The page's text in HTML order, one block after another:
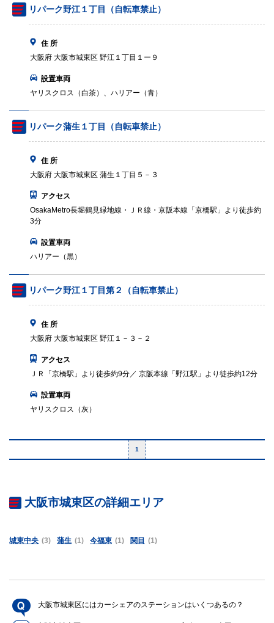
リパーク野江１丁目（自転車禁止）
住 所
大阪府 大阪市城東区 野江１丁目１ー９
設置車両
ヤリスクロス（白茶）、ハリアー（青）
リパーク蒲生１丁目（自転車禁止）
住 所
大阪府 大阪市城東区 蒲生１丁目５－３
アクセス
OsakaMetro長堀鶴見緑地線・ＪＲ線・京阪本線「京橋駅」より徒歩約
3分
設置車両
ハリアー（黒）
リパーク野江１丁目第２（自転車禁止）
住 所
大阪府 大阪市城東区 野江１－３－２
アクセス
ＪＲ「京橋駅」より徒歩約9分／ 京阪本線「野江駅」より徒歩約12分
設置車両
ヤリスクロス（灰）
1
大阪市城東区の詳細エリア
城東中央 (3) 蒲生 (1) 今福東 (1) 関目 (1)
大阪市城東区にはカーシェアのステーションはいくつあるの？